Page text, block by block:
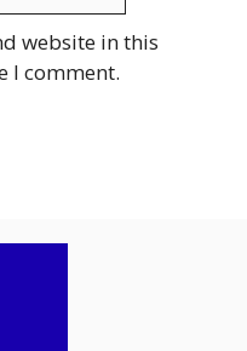
website in this
I comment.